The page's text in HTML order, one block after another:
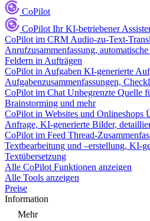
CoPilot
CoPilot Ihr KI-betriebener
CoPilot im CRM Audio-zu-Text-
Anrufzusammenfassung,
Feldern in Aufträgen
CoPilot in Aufgaben KI-generierte
Aufgabenzusammenfassungen,
CoPilot im Chat Unbegrenzte Quelle
Brainstorming und mehr
CoPilot in Websites und Onlineshops
Anfrage, KI-generierte Bilder,
CoPilot im Feed Thread-
Textbearbeitung und –erstellung, KI-
Textübersetzung
Alle CoPilot Funktionen anzeigen
Alle Tools anzeigen
Preise
Information
Mehr